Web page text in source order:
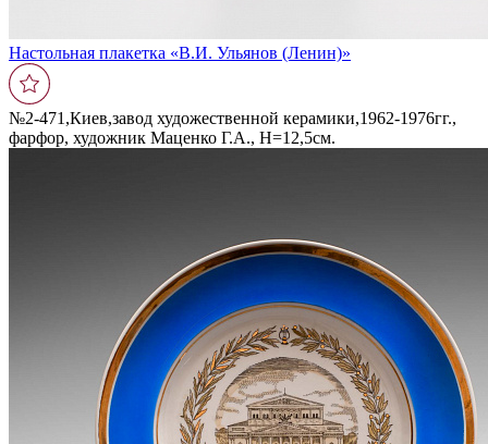
Настольная плакетка «В.И. Ульянов (Ленин)»
№2-471,Киев,завод художественной керамики,1962-1976гг.,
фарфор, художник Маценко Г.А., Н=12,5см.